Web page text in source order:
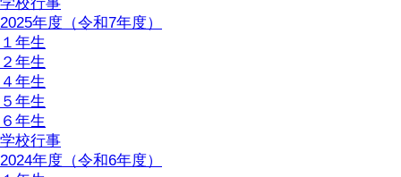
2025年度（令和7年度）
１年生
２年生
４年生
５年生
６年生
学校行事
2024年度（令和6年度）